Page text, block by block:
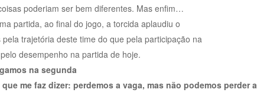
poderiam ser bem diferentes. Mas enfim…
partida, ao final do jogo, a torcida aplaudiu o
trajetória deste time do que pela participação na
desempenho na partida de hoje.
na segunda
me faz dizer: perdemos a vaga, mas não podemos perder a